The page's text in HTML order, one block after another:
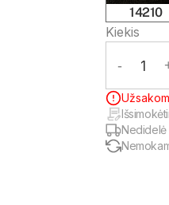
14210
Kiekis
- 1
Nedidelė